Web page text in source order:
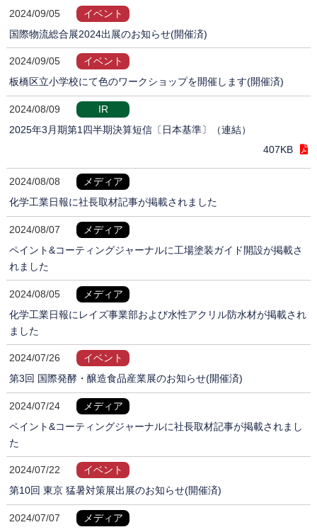
2024/09/05
イベント
国際物流総合展2024出展のお知らせ(開催済)
2024/09/05
イベント
板橋区立小学校にて色のワークショップを開催します(開催済)
2024/08/09
IR
2025年3月期第1四半期決算短信〔日本基準〕（連結）
407KB
2024/08/08
メディア
化学工業日報に社長取材記事が掲載されました
2024/08/07
メディア
ペイント&コーティングジャーナルに工場塗装ガイド開設が掲載さ
れました
2024/08/05
メディア
化学工業日報にレイズ事業部および水性アクリル防水材が掲載され
ました
2024/07/26
イベント
第3回 国際発酵・醸造食品産業展のお知らせ(開催済)
2024/07/24
メディア
ペイント&コーティングジャーナルに社長取材記事が掲載されまし
た
2024/07/22
イベント
第10回 東京 猛暑対策展出展のお知らせ(開催済)
2024/07/07
メディア